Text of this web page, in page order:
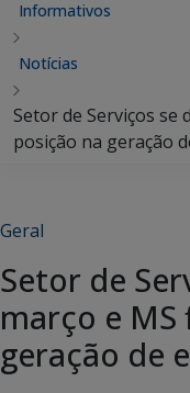
Informativos
Notícias
Setor de Serviços se
posição na geração
Geral
Setor de
março e MS
geração de